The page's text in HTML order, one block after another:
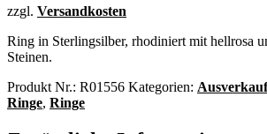
zzgl. Versandkosten
Ring in Sterlingsilber, rhodiniert mit hellrosa
Steinen.
Produkt Nr.: R01556 Kategorien:
Ringe, Ringe